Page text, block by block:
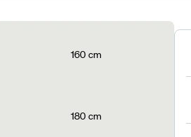
160 cm
180 cm